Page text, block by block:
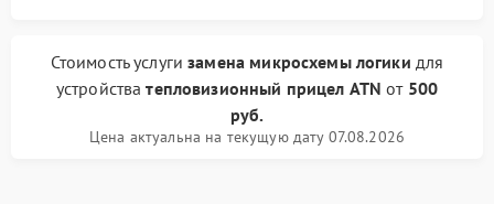
Стоимость услугизамена микросхемы логики для
устройстватепловизионный прицел ATN от 500
руб.
Цена актуальна на текущую дату 07.08.2026